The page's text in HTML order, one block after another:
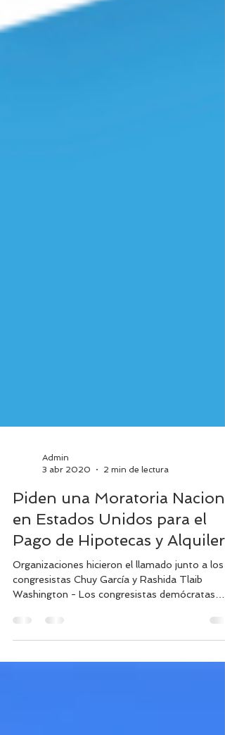
Admin
3 abr 2020
2 min de lectura
Piden una Moratoria
en Estados Unidos para el
Pago de Hipotecas y Alquiler
congresistas Chuy García y Rashida Tlaib
Washington - Los congresistas demócratas